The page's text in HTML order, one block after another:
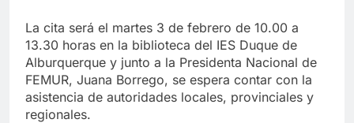
La cita será el martes 3 de febrero de 10.00 a
13.30 horas en la biblioteca del IES Duque de
Alburquerque y junto a la Presidenta Nacional de
FEMUR, Juana Borrego, se espera contar con la
asistencia de autoridades locales, provinciales y
regionales.